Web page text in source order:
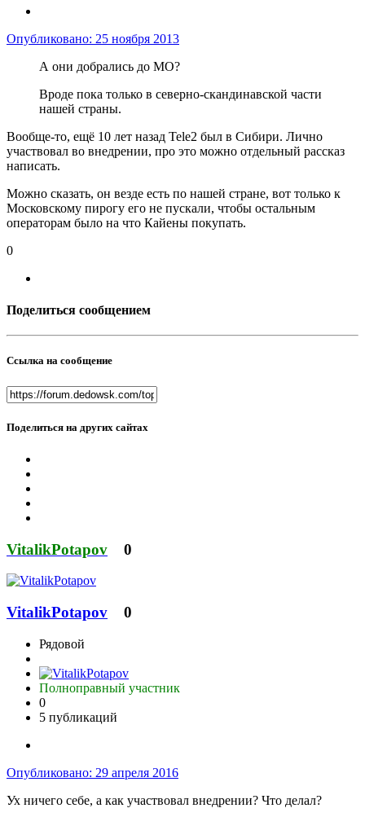
Опубликовано: 25 ноября 2013
А они добрались до МО?
Вроде пока только в северно-скандинавской части
нашей страны.
Вообще-то, ещё 10 лет назад Tele2 был в Сибири. Лично
участвовал во внедрении, про это можно отдельный рассказ
написать.
Можно сказать, он везде есть по нашей стране, вот только к
Московскому пирогу его не пускали, чтобы остальным
операторам было на что Кайены покупать.
0
Поделиться сообщением
Ссылка на сообщение
Поделиться на других сайтах
VitalikPotapov 0
VitalikPotapov 0
Рядовой
Полноправный участник
0
5 публикаций
Опубликовано: 29 апреля 2016
Ух ничего себе, а как участвовал внедрении? Что делал?